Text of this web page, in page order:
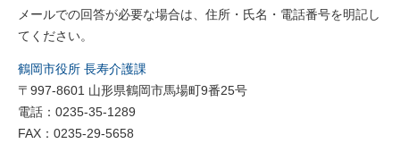
メールでの回答が必要な場合は、住所・氏名・電話番号を明記し
てください。
鶴岡市役所 長寿介護課
〒997-8601 山形県鶴岡市馬場町9番25号
電話：0235-35-1289
FAX：0235-29-5658